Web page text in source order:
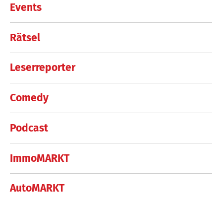
Events
Rätsel
Leserreporter
Comedy
Podcast
ImmoMARKT
AutoMARKT